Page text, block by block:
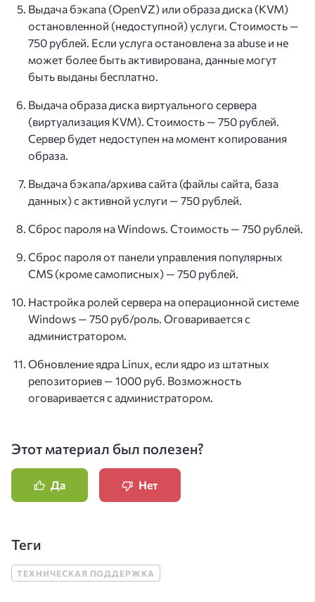
Выдача бэкапа (OpenVZ) или образа диска (KVM)
остановленной (недоступной) услуги. Стоимость —
750 рублей. Если услуга остановлена за abuse и не
может более быть активирована, данные могут
быть выданы бесплатно.
Выдача образа диска виртуального сервера
(виртуализация KVM). Стоимость — 750 рублей.
Сервер будет недоступен на момент копирования
образа.
Выдача бэкапа/архива сайта (файлы сайта, база
данных) с активной услуги — 750 рублей.
Сброс пароля на Windows. Стоимость — 750 рублей.
Сброс пароля от панели управления популярных
CMS (кроме самописных) — 750 рублей.
Настройка ролей сервера на операционной системе
Windows — 750 руб/роль. Оговаривается с
администратором.
Обновление ядра Linux, если ядро из штатных
репозиториев — 1000 руб. Возможноcть
оговаривается с администратором.
Этот материал был полезен?
Да Нет
Теги
ТЕХНИЧЕСКАЯ ПОДДЕРЖКА